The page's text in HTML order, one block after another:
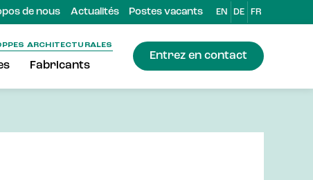
de nous Actualités Postes vacants EN DE FR
ARCHITECTURALES
Fabricants
Entrez en contact